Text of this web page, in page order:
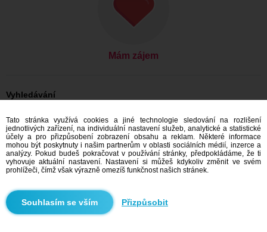
Mám zájem
Vyhledávání
On hledá ji: Muži, 37
On hledá ji: Muži, 37 - Slovensko
On hledá ji: Muži, 37 - Nitriansky kraj
On hledá ji: Muži, 37 - Šaľa
Seznamka Slovensko
Seznamka Nitriansky kraj
Seznamka Šaľa
Doporučujeme
Tato stránka využívá cookies a jiné technologie sledování na rozlišení
jednotlivých zařízení, na individuální nastavení služeb, analytické a statistické
účely a pro přizpůsobení zobrazení obsahu a reklam. Některé informace
mohou být poskytnuty i našim partnerům v oblasti sociálních médií, inzerce a
analýzy. Pokud budeš pokračovat v používání stránky, předpokládáme, že ti
vyhovuje aktuální nastavení. Nastavení si můžeš kdykoliv změnit ve svém
prohlížeči, čímž však výrazně omezíš funkčnost našich stránek.
Přizpůsobit